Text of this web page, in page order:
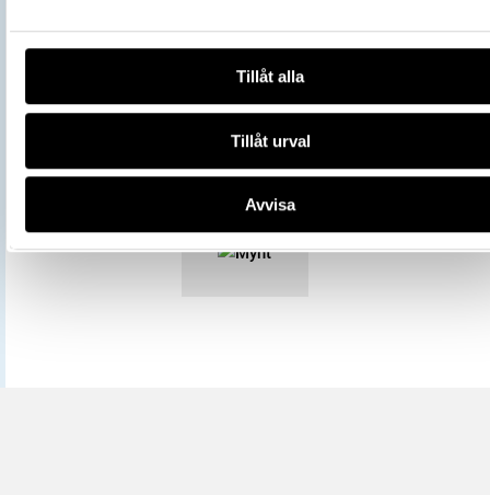
Tillåt alla
Tillåt urval
Avvisa
URI
CE3D-4B48-9110-DC2F9A7D7BFC
Kopiera URI
All textinformation (metadata) på denna sida är fri att använda
Mer information om licenser hos Statens historiska museer.